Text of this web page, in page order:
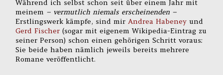
Während ich selbst schon seit über einem Jahr mit
meinem – vermutlich niemals erscheinenden –
Erstlingswerk kämpfe, sind mirAndrea Habeney und
Gerd Fischer (sogar mit eigenem Wikipedia-Eintrag zu
seiner Person) schon einen gehörigen Schritt voraus:
Sie beide haben nämlich jeweils bereits mehrere
Romane veröffentlicht.